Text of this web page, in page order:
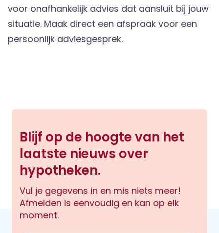
voor onafhankelijk advies dat aansluit bij jouw
situatie. Maak direct een afspraak voor een
persoonlijk adviesgesprek.
Blijf op de hoogte van het
laatste nieuws over
hypotheken.
Vul je gegevens in en mis niets meer!
Afmelden is eenvoudig en kan op elk
moment.